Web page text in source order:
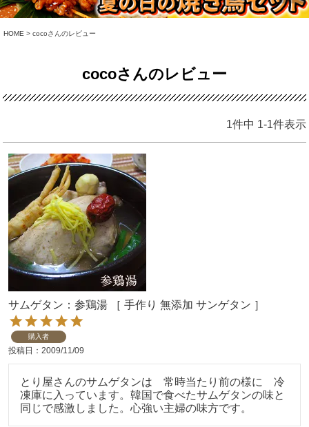
HOME cocoさんのレビュー
cocoさんのレビュー
1件中 1-1件表示
サムゲタン：参鶏湯 ［ 手作り 無添加 サンゲタン ］
購入者
投稿日 2009/11/09
とり屋さんのサムゲタンは　常時当たり前の様に　冷
凍庫に入っています。韓国で食べたサムゲタンの味と
同じで感激しました。心強い主婦の味方です。